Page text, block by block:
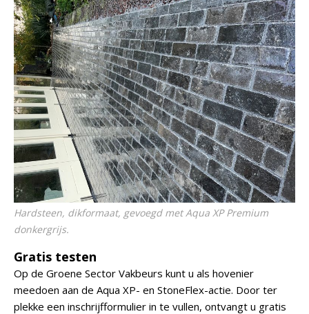
Hardsteen, dikformaat, gevoegd met Aqua XP Premium
donkergrijs.
Gratis testen
Op de Groene Sector Vakbeurs kunt u als hovenier
meedoen aan de Aqua XP- en StoneFlex-actie. Door ter
plekke een inschrijfformulier in te vullen, ontvangt u gratis